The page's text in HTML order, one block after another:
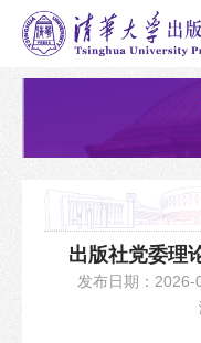
出版社党委理
发布日期：2026-